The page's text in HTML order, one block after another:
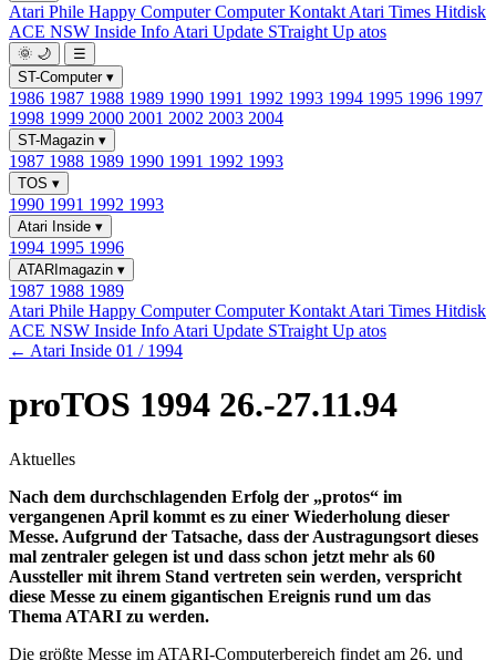
Atari Phile Happy ComputerComputer Kontakt Atari Times Hitdisk
ACE NSW Inside Info Atari Update STraight Up atos
🌞 🌙
☰
ST-Computer ▾
1986 1987 1988 1989 1990 1991 1992 1993 1994 1995 1996 1997
1998 1999 2000 2001 2002 2003 2004
ST-Magazin ▾
1987 1988 1989 1990 1991 1992 1993
TOS ▾
1990 1991 1992 1993
Atari Inside ▾
1994 1995 1996
ATARImagazin ▾
1987 1988 1989
Atari Phile Happy ComputerComputer Kontakt Atari Times Hitdisk
ACE NSW Inside Info Atari Update STraight Up atos
← Atari Inside 01 / 1994
proTOS 1994 26.-27.11.94
Aktuelles
Nach dem durchschlagenden Erfolg der „protos“ im
vergangenen April kommt es zu einer Wiederholung dieser
Messe. Aufgrund der Tatsache, dass der Austragungsort dieses
mal zentraler gelegen ist und dass schon jetzt mehr als 60
Aussteller mit ihrem Stand vertreten sein werden, verspricht
diese Messe zu einem gigantischen Ereignis rund um das
Thema ATARI zu werden.
Die größte Messe im ATARI-Computerbereich findet am 26. und